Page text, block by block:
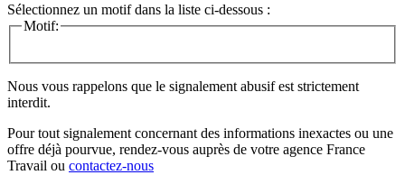
Sélectionnez un motif dans la liste ci-dessous :
Motif:
Nous vous rappelons que le signalement abusif est strictement
interdit.
Pour tout signalement concernant des informations inexactes ou une
offre déjà pourvue, rendez-vous auprès de votre agence France
Travail ou contactez-nous